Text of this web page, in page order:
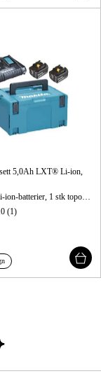
5,0Ah LXT® Li-ion,
2 stk 5,0 Ah Li-ion-batterier, 1 stk toportslader samt MAKPAC.
(1)